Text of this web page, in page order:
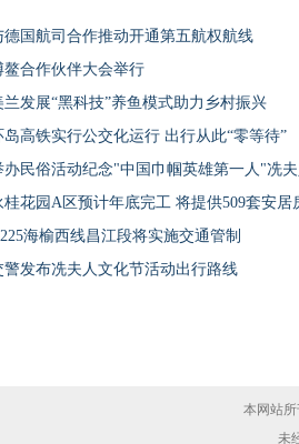
德国航司合作推动开通第五航权航线
鳌合作伙伴大会举行
兰发展“黑科技”养鱼模式助力乡村振兴
岛高铁实行公交化运行 出行从此“零等待”
办民俗活动纪念"中国巾帼英雄第一人"冼夫
桂花园A区预计年底完工 将提供509套安居
海榆西线昌江段将实施交通管制
警发布冼夫人文化节活动出行路线
本网站
未